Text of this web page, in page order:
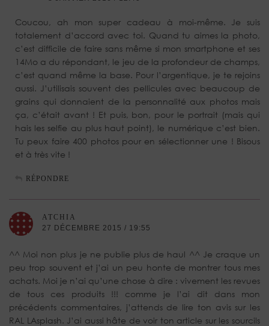
Coucou, ah mon super cadeau à moi-même. Je suis
totalement d’accord avec toi. Quand tu aimes la photo,
c’est difficile de faire sans même si mon smartphone et ses
14Mo a du répondant, le jeu de la profondeur de champs,
c’est quand même la base. Pour l’argentique, je te rejoins
aussi. J’utilisais souvent des pellicules avec beaucoup de
grains qui donnaient de la personnalité aux photos mais
ça, c’était avant ! Et puis, bon, pour le portrait (mais qui
hais les selfie au plus haut point), le numérique c’est bien.
Tu peux faire 400 photos pour en sélectionner une ! Bisous
et à très vite !
RÉPONDRE
ATCHIA
27 DÉCEMBRE 2015 / 19:55
^^ Moi non plus je ne publie plus de haul ^^ Je craque un
peu trop souvent et j’ai un peu honte de montrer tous mes
achats. Moi je n’ai qu’une chose à dire : vivement les revues
de tous ces produits !!! comme je l’ai dit dans mon
précédents commentaires, j’attends de lire ton avis sur les
RAL LAsplash. J’ai aussi hâte de voir ton article sur les sourcils